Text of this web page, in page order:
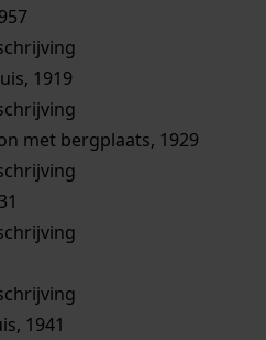
1919
met bergplaats, 1929
1941